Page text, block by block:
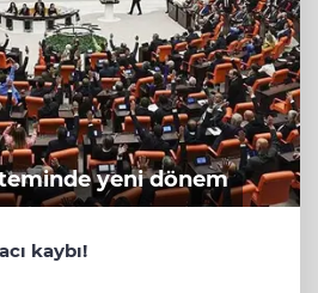
yeni dönem
kaybı!